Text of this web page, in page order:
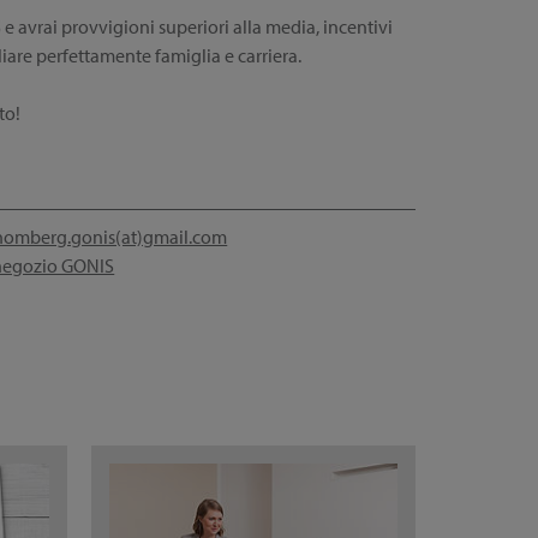
e avrai provvigioni superiori alla media, incentivi
perfettamente famiglia e carriera.
GONIS